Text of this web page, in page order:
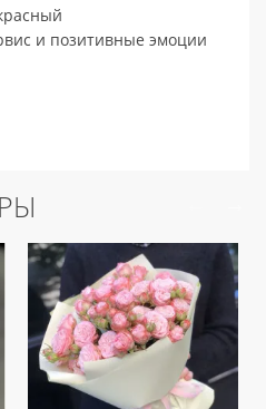
и позитивные эмоции